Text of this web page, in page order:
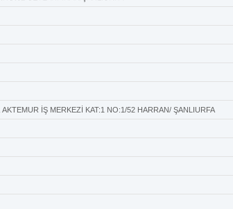
İŞ MERKEZİ KAT:1 NO:1/52 HARRAN/ ŞANLIURFA